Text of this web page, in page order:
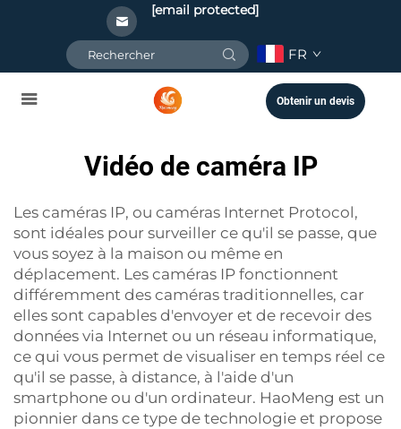
[email protected]
FR
Obtenir un devis
Vidéo de caméra IP
Les caméras IP, ou caméras Internet Protocol,
sont idéales pour surveiller ce qu'il se passe, que
vous soyez à la maison ou même en
déplacement. Les caméras IP fonctionnent
différemment des caméras traditionnelles, car
elles sont capables d'envoyer et de recevoir des
données via Internet ou un réseau informatique,
ce qui vous permet de visualiser en temps réel ce
qu'il se passe, à distance, à l'aide d'un
smartphone ou d'un ordinateur. HaoMeng est un
pionnier dans ce type de technologie et propose